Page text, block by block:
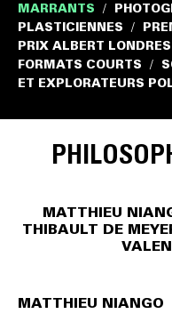
MARRANTS
/
PLASTICIENNES
/
PRIX ALBERT LONDRES
FORMATS COURTS
/
ET EXPLORATEURS
MATTHIEU
THIBAULT DE
MATTHIEU NIANGO